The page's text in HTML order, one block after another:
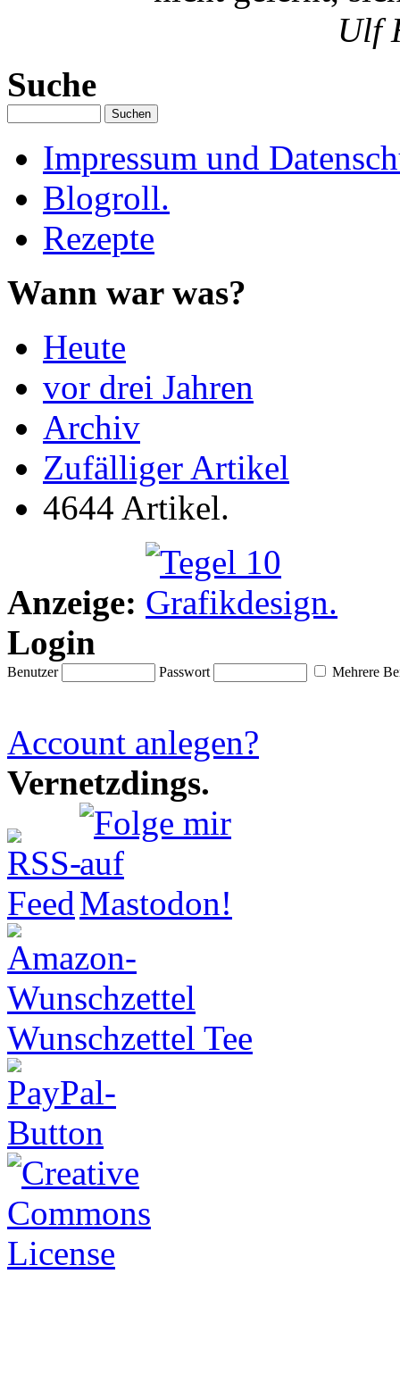
Ulf
Suche
Impressum und
Blogroll.
Rezepte
Wann war was?
Heute
vor drei Jahren
Archiv
Zufälliger Artikel
4644 Artikel.
Anzeige:
Login
Benutzer Passwort Mehrere
Account anlegen?
Vernetzdings.
Wunschzettel Tee